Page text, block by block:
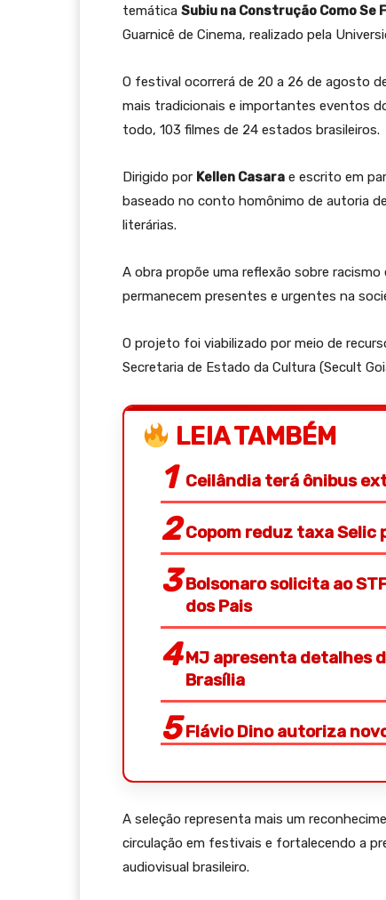
temática Subiu na Construção Como Se
Guarnicê de Cinema, realizado pela
O festival ocorrerá de 20 a 26 de agosto
mais tradicionais e importantes eventos
todo, 103 filmes de 24 estados brasileiros.
Dirigido por Kellen Casara e escrito em
baseado no conto homônimo de autoria
literárias.
A obra propõe uma reflexão sobre
permanecem presentes e urgentes na
O projeto foi viabilizado por meio de
Secretaria de Estado da Cultura (Secult
LEIA TAMBÉM
Ceilândia terá ônibus
Copom reduz taxa Selic
Bolsonaro solicita ao
dos Pais
MJ apresenta detalhes
Brasília
Flávio Dino autoriza
A seleção representa mais um
circulação em festivais e fortalecendo a
audiovisual brasileiro.